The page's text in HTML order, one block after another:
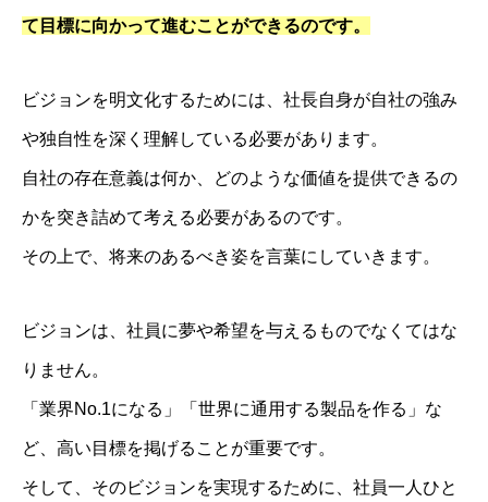
て目標に向かって進むことができるのです。
ビジョンを明文化するためには、社長自身が自社の強み
や独自性を深く理解している必要があります。
自社の存在意義は何か、どのような価値を提供できるの
かを突き詰めて考える必要があるのです。
その上で、将来のあるべき姿を言葉にしていきます。
ビジョンは、社員に夢や希望を与えるものでなくてはな
りません。
「業界No.1になる」「世界に通用する製品を作る」な
ど、高い目標を掲げることが重要です。
そして、そのビジョンを実現するために、社員一人ひと